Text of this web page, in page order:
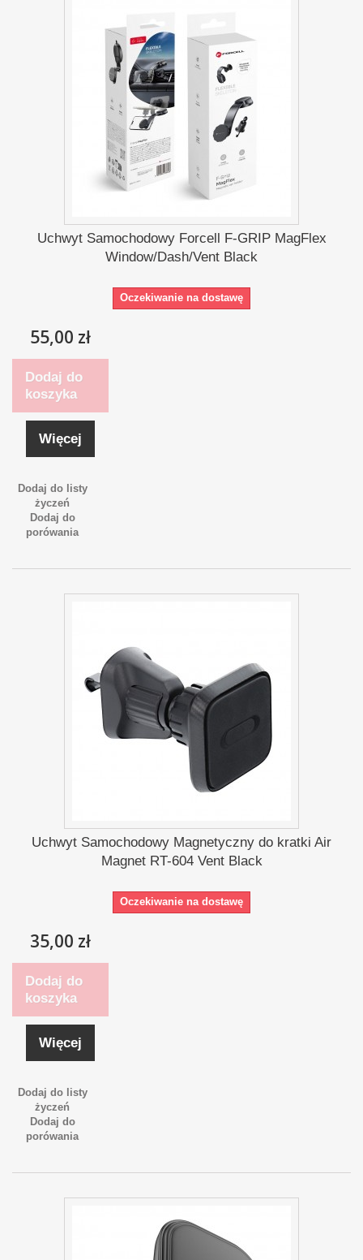
Uchwyt Samochodowy Forcell F-GRIP MagFlex
Window/Dash/Vent Black
Oczekiwanie na dostawę
55,00 zł
Dodaj do
koszyka
Więcej
Dodaj do listy
życzeń
Dodaj do
porówania
Uchwyt Samochodowy Magnetyczny do kratki Air
Magnet RT-604 Vent Black
Oczekiwanie na dostawę
35,00 zł
Dodaj do
koszyka
Więcej
Dodaj do listy
życzeń
Dodaj do
porówania